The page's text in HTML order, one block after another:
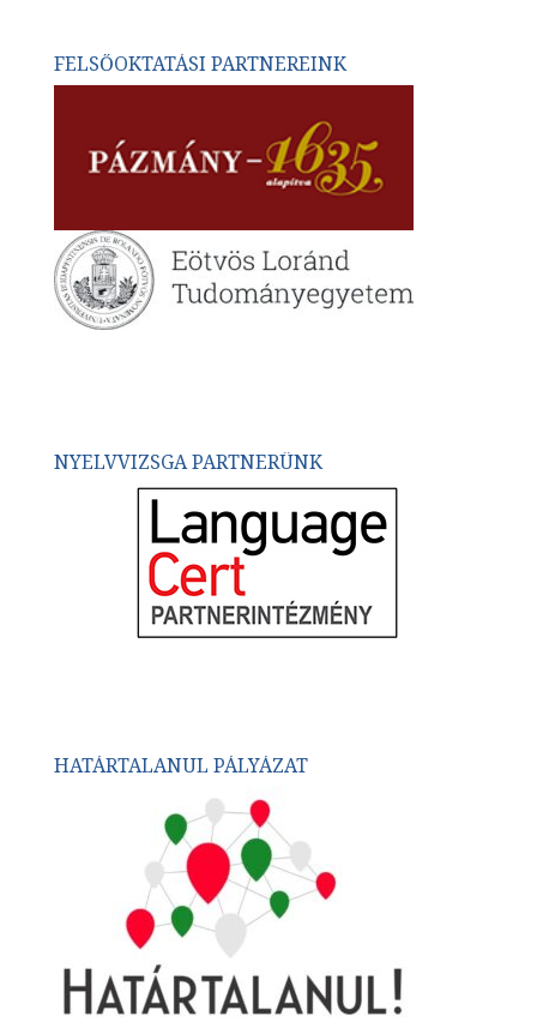
FELSŐOKTATÁSI PARTNEREINK
NYELVVIZSGA PARTNERÜNK
HATÁRTALANUL PÁLYÁZAT